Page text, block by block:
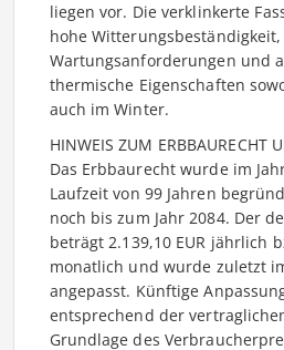
liegen vor. Die verklinkerte
hohe
Wartungsanforderungen und
thermische Eigenschaften
auch im Winter.
HINWEIS ZUM ERBBAURECHT
Das Erbbaurecht wurde im
Laufzeit von 99 Jahren
noch bis zum Jahr 2084. Der
beträgt 2.139,10 EUR jährlich
monatlich und wurde zuletzt
angepasst. Künftige
entsprechend der
Grundlage des